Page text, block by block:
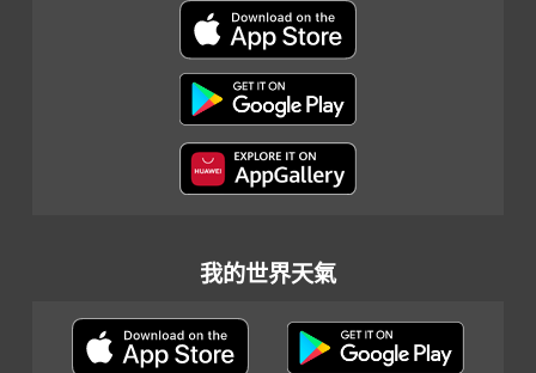
我的世界天氣